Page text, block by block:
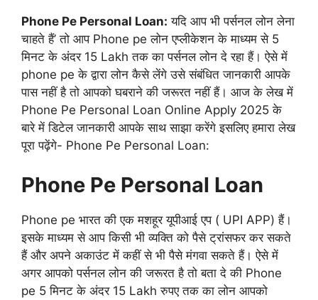
Phone Pe Personal Loan: यदि आप भी पर्सनल लोन लेना
चाहते हैं’ तो आप Phone pe लोन एप्लीकेशन के माध्यम से 5
मिनट के अंदर 15 Lakh तक का पर्सनल लोन दे रहा हैं। ऐसे में
phone pe के द्वारा लोन कैसे लेंगे उसे संबंधित जानकारी आपके
पास नहीं है तो आपको घबराने की जरूरत नहीं हैं। आज के लेख में
Phone Pe Personal Loan Online Apply 2025 के
बारे में डिटेल जानकारी आपके साथ साझा करेंगे इसलिए हमारा लेख
पूरा पढ़ेंगे- Phone Pe Personal Loan:
Phone Pe Personal Loan
Phone pe भारत की एक मशहूर यूपीआई एप ( UPI APP) हैं।
इसके माध्यम से आप किसी भी व्यक्ति को पैसे ट्रांसफर कर सकते
हैं और अपने अकाउंट में कहीं से भी पैसे मंगवा सकते हैं। ऐसे में
अगर आपको पर्सनल लोन की जरूरत है तो बता दे की Phone
pe 5 मिनट के अंदर 15 Lakh रुपए तक का लोन आपको